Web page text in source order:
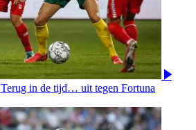
Terug in de tijd… uit tegen Fortuna